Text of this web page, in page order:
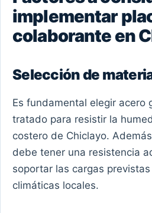
implementar
colaborante en
Selección de
Es fundamental elegir acero
tratado para resistir la
costero de Chiclayo.
debe tener una resistencia
soportar las cargas
climáticas locales.